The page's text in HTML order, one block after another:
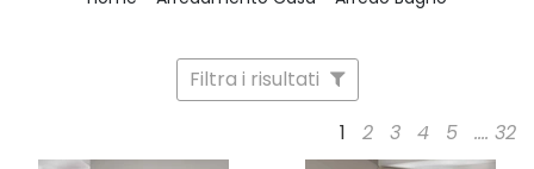
Filtra i risultati
1
2 3 4 5 .... 32